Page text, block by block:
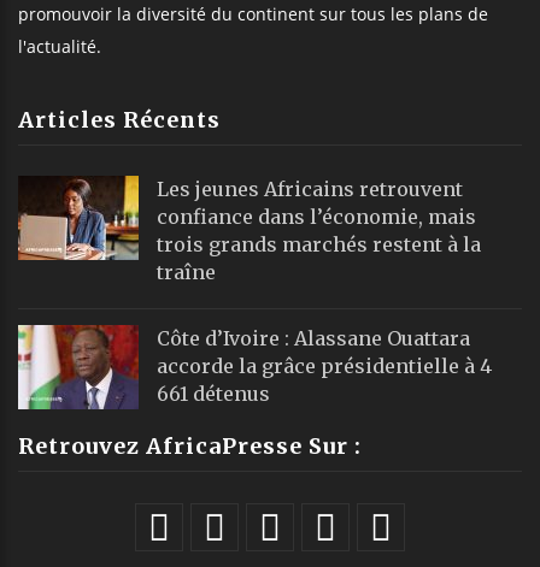
promouvoir la diversité du continent sur tous les plans de
l'actualité.
Articles Récents
Les jeunes Africains retrouvent
confiance dans l’économie, mais
trois grands marchés restent à la
traîne
Côte d’Ivoire : Alassane Ouattara
accorde la grâce présidentielle à 4
661 détenus
Retrouvez AfricaPresse Sur :